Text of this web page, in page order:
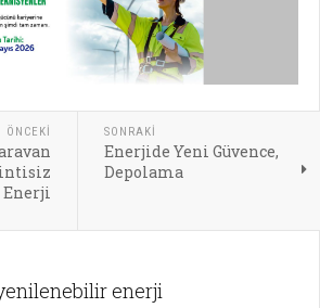
ÖNCEKI
Enerji
SONRAKI
Enerjide Yeni Güvence,
Depolama
enerji